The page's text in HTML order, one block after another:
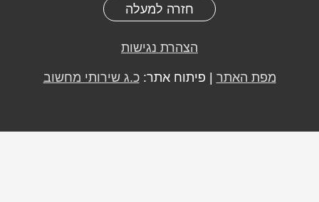
חזרה למעלה
הצהרת נגישות
מפת האתר | פיתוח אתר:כ.ג שירותי מחשוב